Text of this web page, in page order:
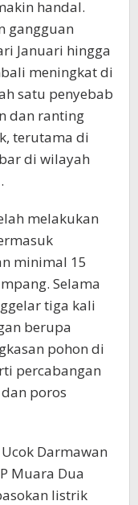
handal.
gangguan
Januari hingga
meningkat di
satu penyebab
dan ranting
terutama di
di wilayah
melakukan
minimal 15
Selama
tiga kali
berupa
pohon di
percabangan
poros
Darmawan
Muara Dua
listrik